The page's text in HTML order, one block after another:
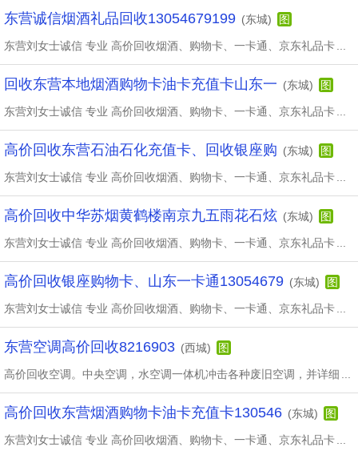
东营诚信烟酒礼品回收13054679199 (东城) 图
东营刘女士诚信 专业 高价回收烟酒、购物卡、一卡通、京东礼品卡
回收东营本地烟酒购物卡油卡充值卡山东一 (东城) 图
东营刘女士诚信 专业 高价回收烟酒、购物卡、一卡通、京东礼品卡
高价回收东营石油石化充值卡、回收银座购 (东城) 图
东营刘女士诚信 专业 高价回收烟酒、购物卡、一卡通、京东礼品卡
高价回收中华苏烟黄鹤楼南京九五雨花石炫 (东城) 图
东营刘女士诚信 专业 高价回收烟酒、购物卡、一卡通、京东礼品卡
高价回收银座购物卡、山东一卡通13054679 (东城) 图
东营刘女士诚信 专业 高价回收烟酒、购物卡、一卡通、京东礼品卡
东营空调高价回收8216903 (西城) 图
高价回收空调。中央空调，水空调一体机冲击各种废旧空调，并详细
高价回收东营烟酒购物卡油卡充值卡130546 (东城) 图
东营刘女士诚信 专业 高价回收烟酒、购物卡、一卡通、京东礼品卡